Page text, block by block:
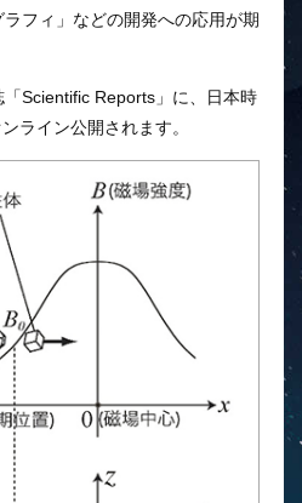
フィ」などの開発への応用が期
Scientific Reports」に、日本時
ライン公開されます。